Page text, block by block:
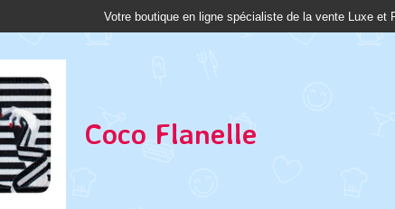
Votre boutique en ligne spécialiste de la vente Luxe et
Coco Flanelle